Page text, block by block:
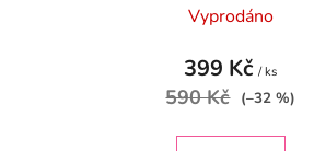
Vyprodáno
399 Kč/ ks
590 Kč (–32 %)